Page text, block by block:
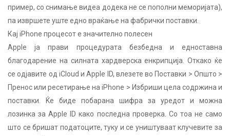
пример, со снимање видеа додека не се пополни меморијата),
па извршете уште едно враќање на фабрички поставки.
Кај iPhone процесот е значително полесен
Apple ја прави процедурата безбедна и едноставна
благодарение на силната хардверска енкрипција. Откако ќе
се одјавите од iCloud и Apple ID, влезете во Поставки > Општо >
Пренос или ресетирање на iPhone > Избриши цела содржина и
поставки. Ќе биде побарана шифра за уредот и можна
лозинка за Apple ID како последна проверка. Со тоа не само
што се бришат податоците, туку и се уништуваат клучевите за